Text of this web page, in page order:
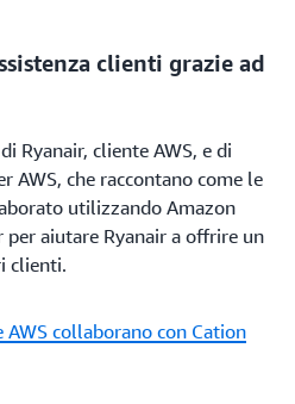
clienti grazie ad
Ryanair, cliente AWS, e di
AWS, che raccontano come le
utilizzando Amazon
per aiutare Ryanair a offrire un
clienti.
AWS collaborano con Cation